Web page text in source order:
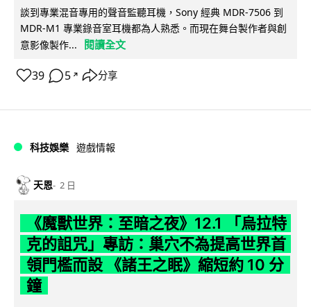
談到專業混音專用的聲音監聽耳機，Sony 經典 MDR-7506 到
MDR-M1 專業錄音室耳機都為人熟悉。而現在舞台製作者與創
意影像製作...
閱讀全文
39 5 ↗ 分享
科技娛樂 遊戲情報
天恩 2 日
《魔獸世界：至暗之夜》12.1 「烏拉特
克的詛咒」專訪：巢穴不為提高世界首
領門檻而設 《諸王之眠》縮短約 10 分
鐘